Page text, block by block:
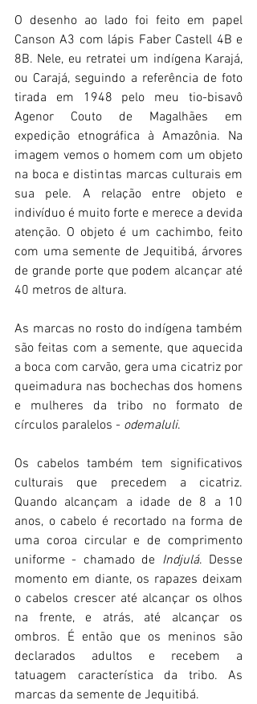
O desenho ao lado foi feito em papel
Canson A3 com lápis Faber Castell 4B e
8B. Nele, eu retratei um indígena Karajá,
ou Carajá, seguindo a referência de foto
tirada em 1948 pelo meu tio-bisavô
Agenor Couto de Magalhães em
expedição etnográfica à Amazônia. Na
imagem vemos o homem com um objeto
na boca e distintas marcas culturais em
sua pele. A relação entre objeto e
indivíduo é muito forte e merece a devida
atenção. O objeto é um cachimbo, feito
com uma semente de Jequitibá, árvores
de grande porte que podem alcançar até
40 metros de altura.
As marcas no rosto do indígena também
são feitas com a semente, que aquecida
a boca com carvão, gera uma cicatriz por
queimadura nas bochechas dos homens
e mulheres da tribo no formato de
círculos paralelos - odemaluli.
Os cabelos também tem significativos
culturais que precedem a cicatriz.
Quando alcançam a idade de 8 a 10
anos, o cabelo é recortado na forma de
uma coroa circular e de comprimento
uniforme - chamado de Indjulá. Desse
momento em diante, os rapazes deixam
o cabelos crescer até alcançar os olhos
na frente, e atrás, até alcançar os
ombros. É então que os meninos são
declarados adultos e recebem a
tatuagem característica da tribo. As
marcas da semente de Jequitibá.